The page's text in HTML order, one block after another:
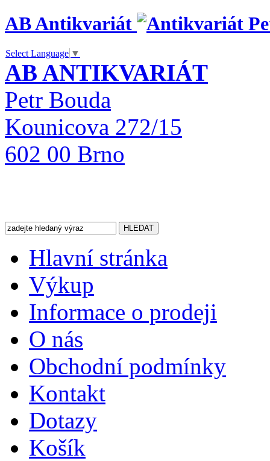
AB Antikvariát
Select Language ▼
AB ANTIKVARIÁT
Petr Bouda
Kounicova 272/15
602 00 Brno
Hlavní stránka
Výkup
Informace o prodeji
O nás
Obchodní podmínky
Kontakt
Dotazy
Košík